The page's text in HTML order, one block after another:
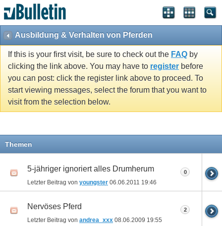
Ausbildung & Verhalten von Pferden
If this is your first visit, be sure to check out the FAQ by
clicking the link above. You may have to register before
you can post: click the register link above to proceed. To
start viewing messages, select the forum that you want to
visit from the selection below.
Themen
5-jähriger ignoriert alles Drumherum
Letzter Beitrag von youngster 06.06.2011 19:46
0
Nervöses Pferd
Letzter Beitrag von andrea_xxx 08.06.2009 19:55
2